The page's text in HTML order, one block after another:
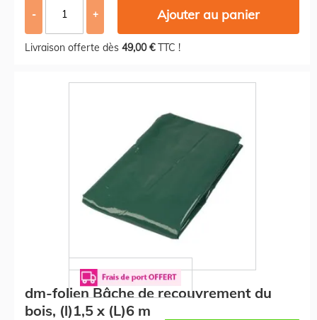
- + Ajouter au panier
Livraison offerte dès 49,00 €TTC !
dm-folien Bâche de recouvrement du
bois, (l)1,5 x (L)6 m